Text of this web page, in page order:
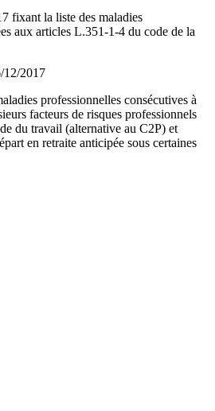
fixant la liste des maladies
aux articles L.351-1-4 du code de la
12/2017
professionnelles consécutives à
facteurs de risques professionnels
du travail (alternative au C2P) et
en retraite anticipée sous certaines